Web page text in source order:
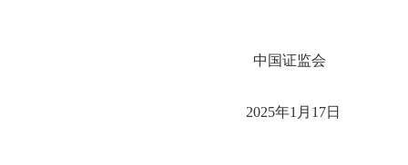
中国证监会
2025年1月 17日